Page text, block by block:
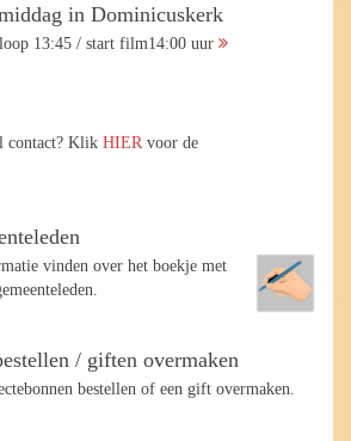
in Dominicuskerk
13:45 / start film14:00 uur
contact? Klik HIER voor de
vinden over het boekje met
/ giften overmaken
bestellen of een gift overmaken.